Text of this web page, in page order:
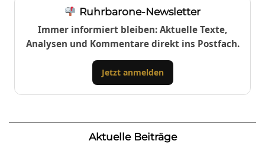
Ruhrbarone-Newsletter
Immer informiert bleiben: Aktuelle Texte,
Analysen und Kommentare direkt ins Postfach.
Jetzt anmelden
Aktuelle Beiträge